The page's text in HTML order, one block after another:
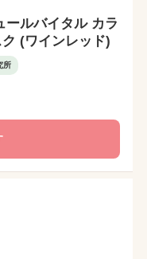
ールバイタル カラ
(ワインレッド)
所